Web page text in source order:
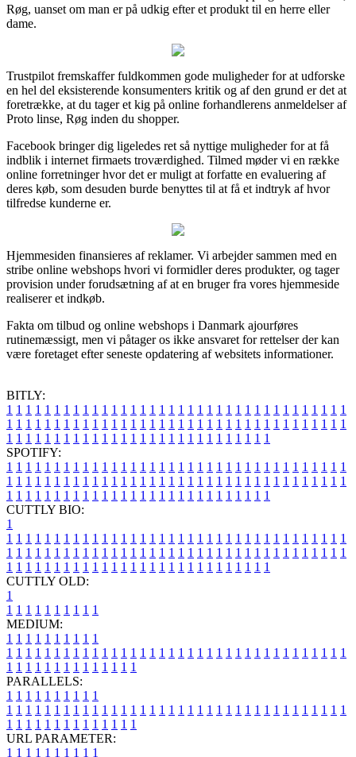
Røg, uanset om man er på udkig efter et produkt til en herre eller
dame.
Trustpilot fremskaffer fuldkommen gode muligheder for at udforske
en hel del eksisterende konsumenters kritik og af den grund er det at
foretrække, at du tager et kig på online forhandlerens anmeldelser af
Proto linse, Røg inden du shopper.
Facebook bringer dig ligeledes ret så nyttige muligheder for at få
indblik i internet firmaets troværdighed. Tilmed møder vi en række
online forretninger hvor det er muligt at forfatte en evaluering af
deres køb, som desuden burde benyttes til at få et indtryk af hvor
tilfredse kunderne er.
Hjemmesiden finansieres af reklamer. Vi arbejder sammen med en
stribe online webshops hvori vi formidler deres produkter, og tager
provision under forudsætning af at en bruger fra vores hjemmeside
realiserer et indkøb.
Fakta om tilbud og online webshops i Danmark ajourføres
rutinemæssigt, men vi påtager os ikke ansvaret for rettelser der kan
være foretaget efter seneste opdatering af websitets informationer.
BITLY:
1 1 1 1 1 1 1 1 1 1 1 1 1 1 1 1 1 1 1 1 1 1 1 1 1 1 1 1 1 1 1 1 1 1 1 1
1 1 1 1 1 1 1 1 1 1 1 1 1 1 1 1 1 1 1 1 1 1 1 1 1 1 1 1 1 1 1 1 1 1 1 1
1 1 1 1 1 1 1 1 1 1 1 1 1 1 1 1 1 1 1 1 1 1 1 1 1 1 1 1
SPOTIFY:
1 1 1 1 1 1 1 1 1 1 1 1 1 1 1 1 1 1 1 1 1 1 1 1 1 1 1 1 1 1 1 1 1 1 1 1
1 1 1 1 1 1 1 1 1 1 1 1 1 1 1 1 1 1 1 1 1 1 1 1 1 1 1 1 1 1 1 1 1 1 1 1
1 1 1 1 1 1 1 1 1 1 1 1 1 1 1 1 1 1 1 1 1 1 1 1 1 1 1 1
CUTTLY BIO:
1
1 1 1 1 1 1 1 1 1 1 1 1 1 1 1 1 1 1 1 1 1 1 1 1 1 1 1 1 1 1 1 1 1 1 1 1
1 1 1 1 1 1 1 1 1 1 1 1 1 1 1 1 1 1 1 1 1 1 1 1 1 1 1 1 1 1 1 1 1 1 1 1
1 1 1 1 1 1 1 1 1 1 1 1 1 1 1 1 1 1 1 1 1 1 1 1 1 1 1 1
CUTTLY OLD:
1
1 1 1 1 1 1 1 1 1 1
MEDIUM:
1 1 1 1 1 1 1 1 1 1
1 1 1 1 1 1 1 1 1 1 1 1 1 1 1 1 1 1 1 1 1 1 1 1 1 1 1 1 1 1 1 1 1 1 1 1
1 1 1 1 1 1 1 1 1 1 1 1 1 1
PARALLELS:
1 1 1 1 1 1 1 1 1 1
1 1 1 1 1 1 1 1 1 1 1 1 1 1 1 1 1 1 1 1 1 1 1 1 1 1 1 1 1 1 1 1 1 1 1 1
1 1 1 1 1 1 1 1 1 1 1 1 1 1
URL PARAMETER:
1 1 1 1 1 1 1 1 1 1